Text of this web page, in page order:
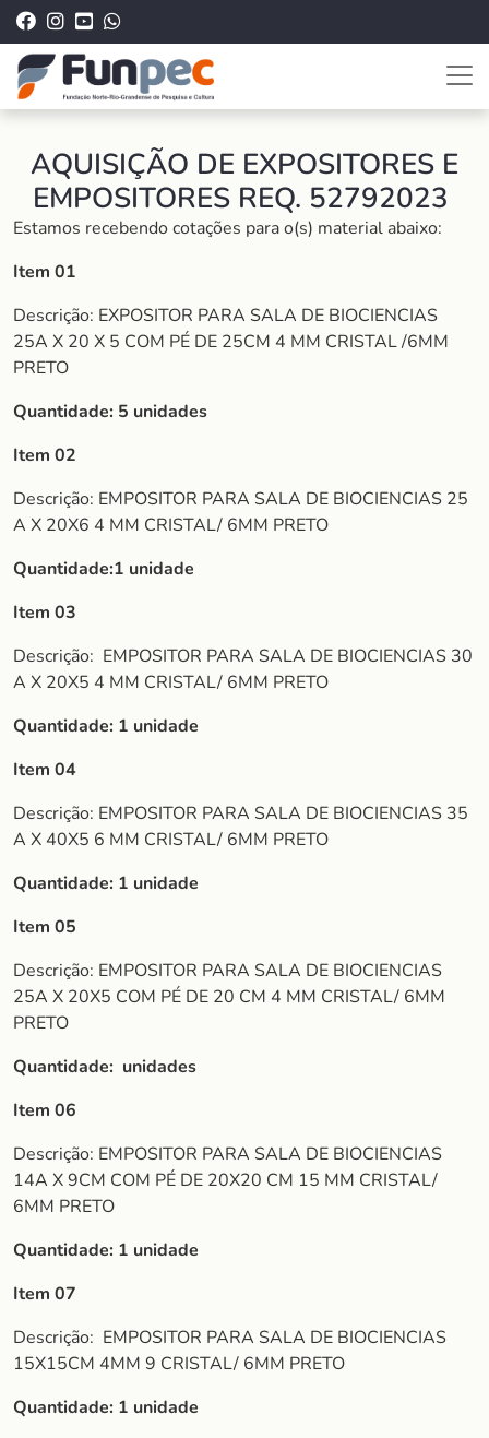
AQUISIÇÃO DE EXPOSITORES E
EMPOSITORES REQ. 52792023
Estamos recebendo cotações para o(s) material abaixo:
Item 01
Descrição: EXPOSITOR PARA SALA DE BIOCIENCIAS
25A X 20 X 5 COM PÉ DE 25CM 4 MM CRISTAL /6MM
PRETO
Quantidade: 5 unidades
Item 02
Descrição: EMPOSITOR PARA SALA DE BIOCIENCIAS 25
A X 20X6 4 MM CRISTAL/ 6MM PRETO
Quantidade:1 unidade
Item 03
Descrição: EMPOSITOR PARA SALA DE BIOCIENCIAS 30
A X 20X5 4 MM CRISTAL/ 6MM PRETO
Quantidade: 1 unidade
Item 04
Descrição: EMPOSITOR PARA SALA DE BIOCIENCIAS 35
A X 40X5 6 MM CRISTAL/ 6MM PRETO
Quantidade: 1 unidade
Item 05
Descrição: EMPOSITOR PARA SALA DE BIOCIENCIAS
25A X 20X5 COM PÉ DE 20 CM 4 MM CRISTAL/ 6MM
PRETO
Quantidade: unidades
Item 06
Descrição: EMPOSITOR PARA SALA DE BIOCIENCIAS
14A X 9CM COM PÉ DE 20X20 CM 15 MM CRISTAL/
6MM PRETO
Quantidade: 1 unidade
Item 07
Descrição: EMPOSITOR PARA SALA DE BIOCIENCIAS
15X15CM 4MM 9 CRISTAL/ 6MM PRETO
Quantidade: 1 unidade